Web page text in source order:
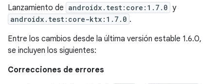
Lanzamiento de androidx.test:core:1.7.0 y
androidx.test:core-ktx:1.7.0 .
Entre los cambios desde la última versión estable 1.6.0,
se incluyen los siguientes:
Correcciones de errores